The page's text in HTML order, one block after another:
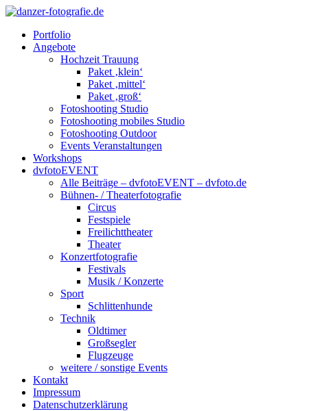
Portfolio
Angebote
Hochzeit Trauung
Paket ‚klein‘
Paket ‚mittel‘
Paket ‚groß‘
Fotoshooting Studio
Fotoshooting mobiles Studio
Fotoshooting Outdoor
Events Veranstaltungen
Workshops
dvfotoEVENT
Alle Beiträge – dvfotoEVENT – dvfoto.de
Bühnen- / Theaterfotografie
Circus
Festspiele
Freilichttheater
Theater
Konzertfotografie
Festivals
Musik / Konzerte
Sport
Schlittenhunde
Technik
Oldtimer
Großsegler
Flugzeuge
weitere / sonstige Events
Kontakt
Impressum
Datenschutzerklärung